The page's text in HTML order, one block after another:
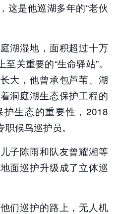
这是他巡湖多年的“老伙
湖湿地，面积超过十万
关重要的“生命驿站”。
大，他曾承包芦苇、湖
洞庭湖生态保护工程的
生态的重要性，2018
候鸟巡护员。
子陈雨和队友曾耀湘等
面巡护升级成了立体巡
们巡护的路上，无人机